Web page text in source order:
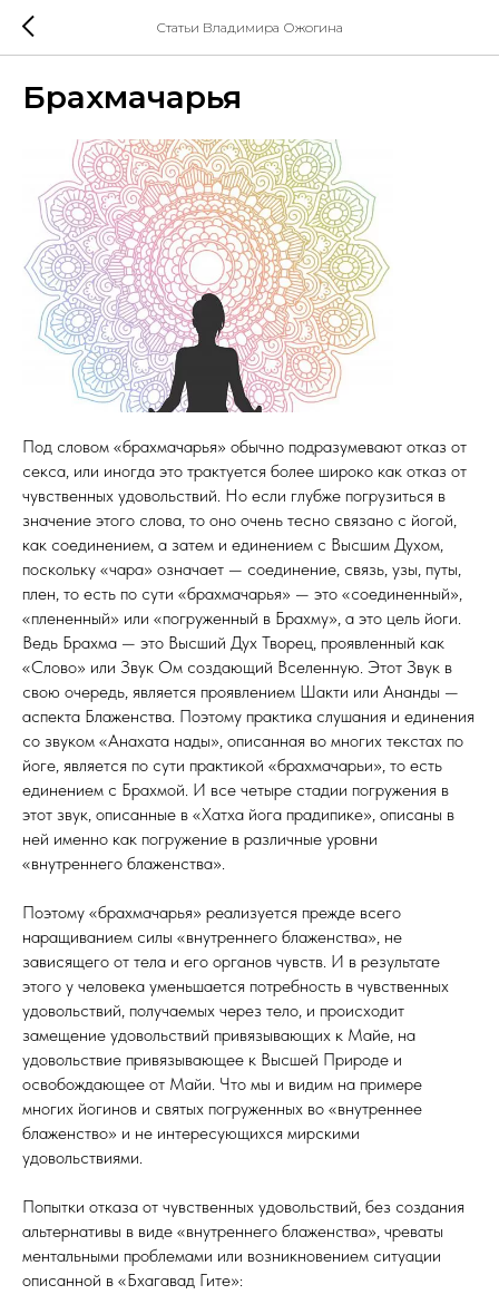
Статьи Владимира Ожогина
Брахмачарья
Под словом «брахмачарья» обычно подразумевают отказ от
секса, или иногда это трактуется более широко как отказ от
чувственных удовольствий. Но если глубже погрузиться в
значение этого слова, то оно очень тесно связано с йогой,
как соединением, а затем и единением с Высшим Духом,
поскольку «чара» означает — соединение, связь, узы, путы,
плен, то есть по сути «брахмачарья» — это «соединенный»,
«плененный» или «погруженный в Брахму», а это цель йоги.
Ведь Брахма — это Высший Дух Творец, проявленный как
«Слово» или Звук Ом создающий Вселенную. Этот Звук в
свою очередь, является проявлением Шакти или Ананды —
аспекта Блаженства. Поэтому практика слушания и единения
со звуком «Анахата нады», описанная во многих текстах по
йоге, является по сути практикой «брахмачарьи», то есть
единением с Брахмой. И все четыре стадии погружения в
этот звук, описанные в «Хатха йога прадипике», описаны в
ней именно как погружение в различные уровни
«внутреннего блаженства».
Поэтому «брахмачарья» реализуется прежде всего
наращиванием силы «внутреннего блаженства», не
зависящего от тела и его органов чувств. И в результате
этого у человека уменьшается потребность в чувственных
удовольствий, получаемых через тело, и происходит
замещение удовольствий привязывающих к Майе, на
удовольствие привязывающее к Высшей Природе и
освобождающее от Майи. Что мы и видим на примере
многих йогинов и святых погруженных во «внутреннее
блаженство» и не интересующихся мирскими
удовольствиями.
Попытки отказа от чувственных удовольствий, без создания
альтернативы в виде «внутреннего блаженства», чреваты
ментальными проблемами или возникновением ситуации
описанной в «Бхагавад Гите»: